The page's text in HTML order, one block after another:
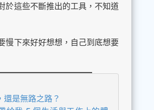
於這些不斷推出的工具，不知道
慢下來好好想想，自己到底想要
還是無路之路？